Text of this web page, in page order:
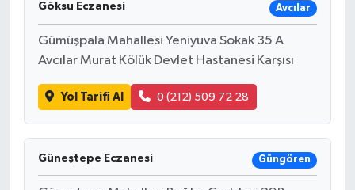
Göksu Eczanesi Avcılar
Gümüşpala Mahallesi Yeniyuva Sokak 35 A
Avcılar Murat Kölük Devlet Hastanesi Karşısı
Yol Tarifi Al 0 (212) 509 72 28
Güneştepe Eczanesi Güngören